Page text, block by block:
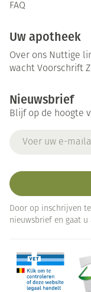
FAQ
Uw apotheek
Over ons Nuttige
wacht Voorschrift
Nieuwsbrief
Blijf op de hoogte
Door op inschrijven
nieuwsbrief en gaat